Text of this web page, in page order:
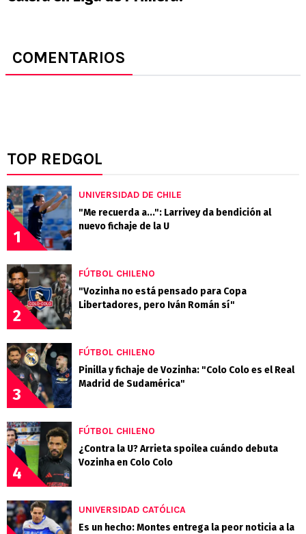
COMENTARIOS
TOP REDGOL
1
UNIVERSIDAD DE CHILE
"Me recuerda a...": Larrivey da bendición al
nuevo fichaje de la U
2
FÚTBOL CHILENO
"Vozinha no está pensado para Copa
Libertadores, pero Iván Román sí"
3
FÚTBOL CHILENO
Pinilla y fichaje de Vozinha: "Colo Colo es el Real
Madrid de Sudamérica"
4
FÚTBOL CHILENO
¿Contra la U? Arrieta spoilea cuándo debuta
Vozinha en Colo Colo
UNIVERSIDAD CATÓLICA
Es un hecho: Montes entrega la peor noticia a la